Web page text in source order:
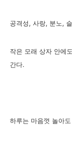
공격성, 사랑, 분노,
작은 모래 상자 안에
간다.
하루는 마음껏 놀아